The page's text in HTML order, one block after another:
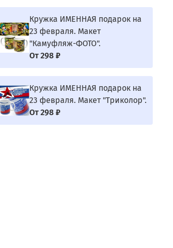
Кружка ИМЕННАЯ подарок на
23 февраля. Макет
"Камуфляж-ФОТО".
От 298 ₽
Кружка ИМЕННАЯ подарок на
23 февраля. Макет "Триколор".
От 298 ₽